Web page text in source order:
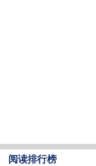
阅读排行榜